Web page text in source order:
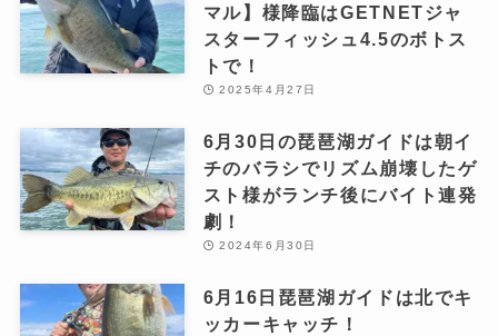
マル】様降臨はGETNETジャ
スターフィッシュ4.5のボトス
トで！
2025年4月27日
6月30日の琵琶湖ガイドは朝イ
チのバラシでリズム崩壊したゲ
スト様がランチ後にバイト連発
劇！
2024年6月30日
6月16日琵琶湖ガイドは北でキ
ッカーキャッチ！